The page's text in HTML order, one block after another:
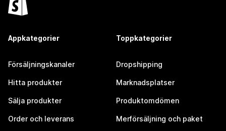
Appkategorier
Försäljningskanaler
Hitta produkter
Sälja produkter
Order och leverans
Toppkategorier
Dropshipping
Marknadsplatser
Produktomdömen
Merförsäljning och paket